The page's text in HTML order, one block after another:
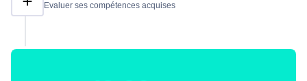
Evaluer ses compétences acquises